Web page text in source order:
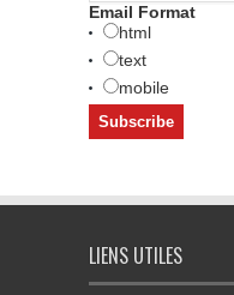
Email Format
html
text
mobile
LIENS UTILES